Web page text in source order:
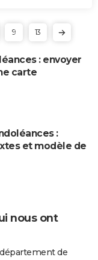
9 13
: envoyer
carte
:
et modèle de
nous ont
de